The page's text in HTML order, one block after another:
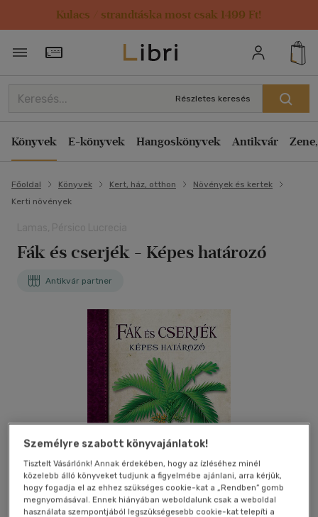
Kulacs / strandtáska most csak 1499 Ft!
Törzsvásárlói Kártya adatai
Részletes keresés
Könyvek E-könyvek Hangoskönyvek Antikvár
Főoldal Könyvek Kert, ház, otthon
Növények és kertek
Kerti növények
Fák és cserjék - Képes határozó
Antikvár partner
Személyre szabott könyvajánlatok!
Tisztelt Vásárlónk! Annak érdekében, hogy az ízléséhez minél
közelebb álló könyveket tudjunk a figyelmébe ajánlani, arra kérjük,
hogy fogadja el az ehhez szükséges cookie-kat a „Rendben” gomb
megnyomásával. Ennek hiányában weboldalunk csak a weboldal
használata szempontjából legszükségesebb cookie-kat telepíti a